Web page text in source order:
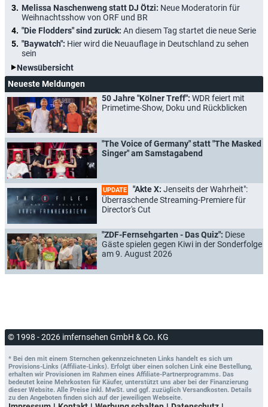
Melissa Naschenweng statt DJ Ötzi: Neue Moderatorin für
Weihnachtsshow von ORF und BR
"Die Flodders" sind zurück: An diesem Tag startet die neue Serie
"Baywatch": Hier wird die Neuauflage in Deutschland zu sehen
sein
Newsübersicht
Neueste Meldungen
50 Jahre "Kölner Treff": WDR feiert mit
Primetime-Show, Doku und Rückblicken
"The Voice of Germany" statt "The Masked
Singer" am Samstagabend
UPDATE "Akte X: Jenseits der Wahrheit":
Überraschende Streaming-Premiere für
Director's Cut
"ZDF-Fernsehgarten - Das Quiz": Diese
Gäste spielen gegen Kiwi in der Sonderfolge
am 9. August 2026
© 1998 - 2026 imfernsehen GmbH & Co. KG
* Bei den mit einem Sternchen gekennzeichneten Links handelt es sich um
Provisions-Links (Affiliate-Links). Erfolgt über einen solchen Link eine Bestellung,
erhalten wir Provisionen im Rahmen eines Affiliate-Partnerprogramms. Das
bedeutet keine Mehrkosten für Käufer, unterstützt uns aber bei der Finanzierung
dieser Website. Alle Preise inkl. MwSt. und ggf. zuzüglich Versandkosten. Details
zu den Angeboten finden sich auf der jeweiligen Webseite.